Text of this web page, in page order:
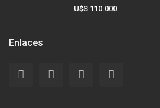
U$S 110.000
Enlaces